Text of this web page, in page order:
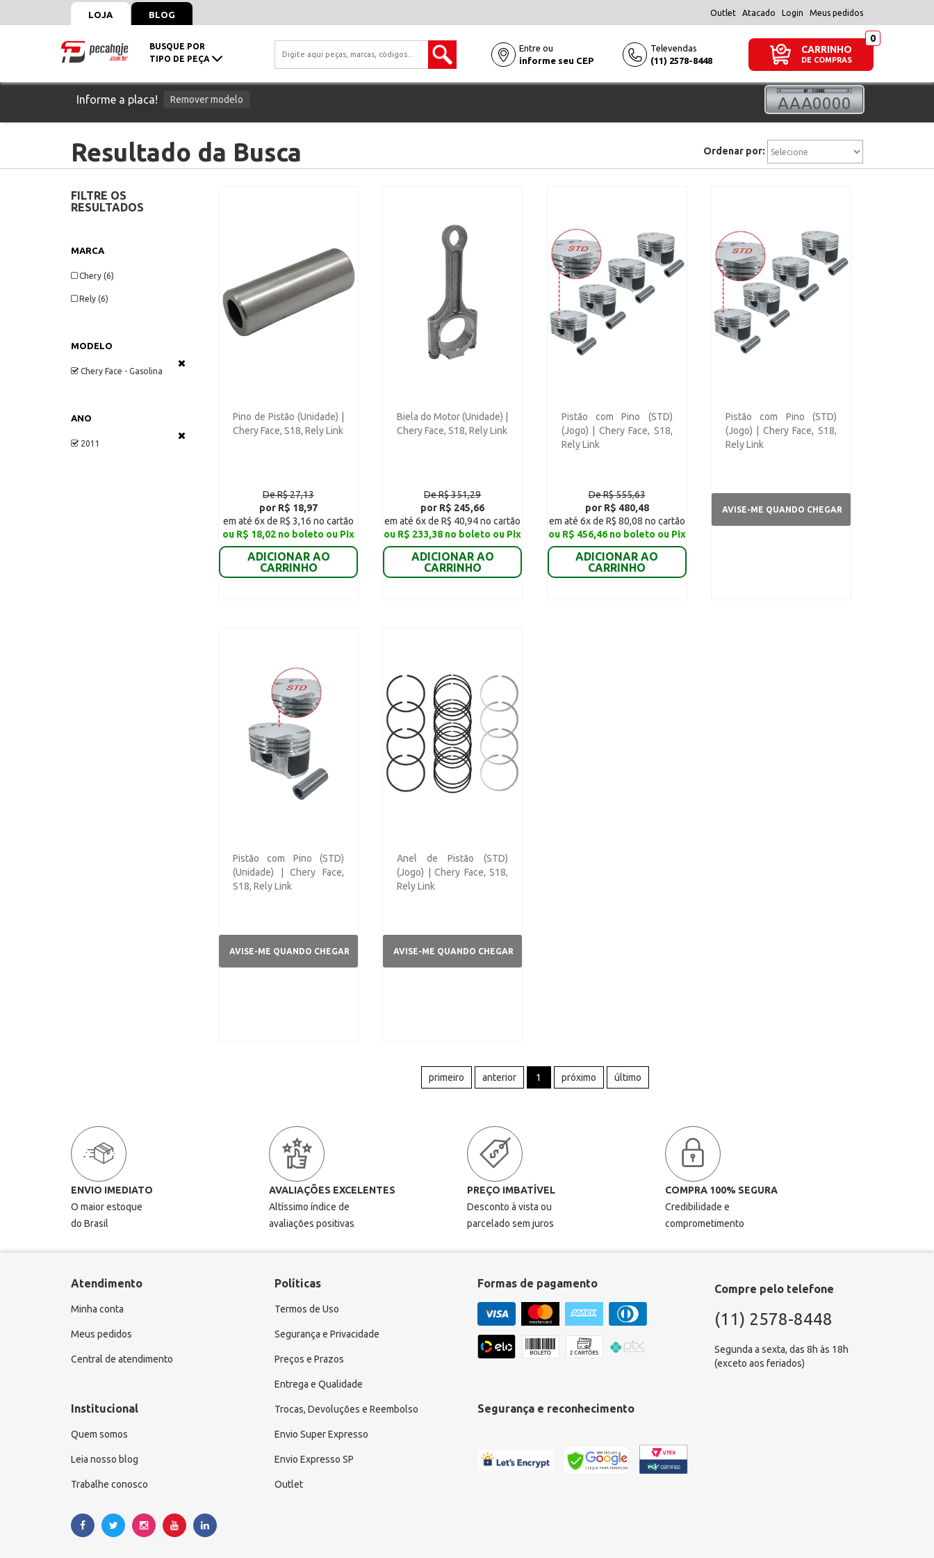
LOJA BLOG Outlet Atacado Login Meus pedidos
BUSQUE POR
TIPO DE PEÇA
Entre ou
informe seu CEP
Televendas
(11) 2578-8448
CARRINHO
DE COMPRAS
Informe a placa! Remover modelo
Resultado da Busca Ordenar por:
FILTRE OS
RESULTADOS
MARCA
Chery (6)
Rely (6)
MODELO
Chery Face - Gasolina
ANO
2011
Pino de Pistão (Unidade) |
Chery Face, S18, Rely Link
De R$ 27,13
por R$ 18,97
em até 6x de R$ 3,16 no cartão
ou R$ 18,02 no boleto ou Pix
ADICIONAR AO
CARRINHO
Biela do Motor (Unidade) |
Chery Face, S18, Rely Link
De R$ 351,29
por R$ 245,66
em até 6x de R$ 40,94 no cartão
ou R$ 233,38 no boleto ou Pix
ADICIONAR AO
CARRINHO
Pistão com Pino (STD)
(Jogo) | Chery Face, S18,
Rely Link
De R$ 555,63
por R$ 480,48
em até 6x de R$ 80,08 no cartão
ou R$ 456,46 no boleto ou Pix
ADICIONAR AO
CARRINHO
Pistão com Pino (STD)
(Jogo) | Chery Face, S18,
Rely Link
AVISE-ME QUANDO CHEGAR
Pistão com Pino (STD)
(Unidade) | Chery Face,
S18, Rely Link
AVISE-ME QUANDO CHEGAR
Anel de Pistão (STD)
(Jogo) | Chery Face, S18,
Rely Link
AVISE-ME QUANDO CHEGAR
primeiro anterior 1 próximo último
ENVIO IMEDIATO
O maior estoque
do Brasil
AVALIAÇÕES EXCELENTES
Altíssimo índice de
avaliações positivas
PREÇO IMBATÍVEL
Desconto à vista ou
parcelado sem juros
COMPRA 100% SEGURA
Credibilidade e
comprometimento
Atendimento
Minha conta
Meus pedidos
Central de atendimento
Institucional
Quem somos
Leia nosso blog
Trabalhe conosco
Políticas
Termos de Uso
Segurança e Privacidade
Preços e Prazos
Entrega e Qualidade
Trocas, Devoluções e Reembolso
Envio Super Expresso
Envio Expresso SP
Outlet
Formas de pagamento Compre pelo telefone
(11) 2578-8448
Segunda a sexta, das 8h às 18h
(exceto aos feriados)
Segurança e reconhecimento